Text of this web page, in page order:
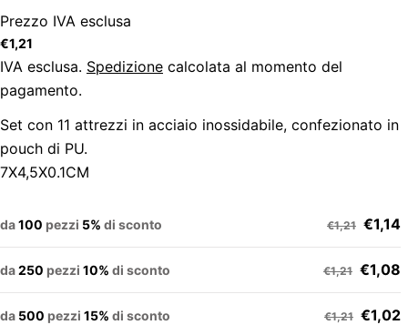
Prezzo IVA esclusa
Prezzo
regolare
€1,21
IVA esclusa. Spedizione calcolata al momento del
pagamento.
Set con 11 attrezzi in acciaio inossidabile, confezionato in
pouch di PU.
7X4,5X0.1CM
da100 pezzi 5% di sconto €1,21 €1,14
da250 pezzi 10% di sconto €1,21 €1,08
da 500 pezzi 15% di sconto €1,21 €1,02